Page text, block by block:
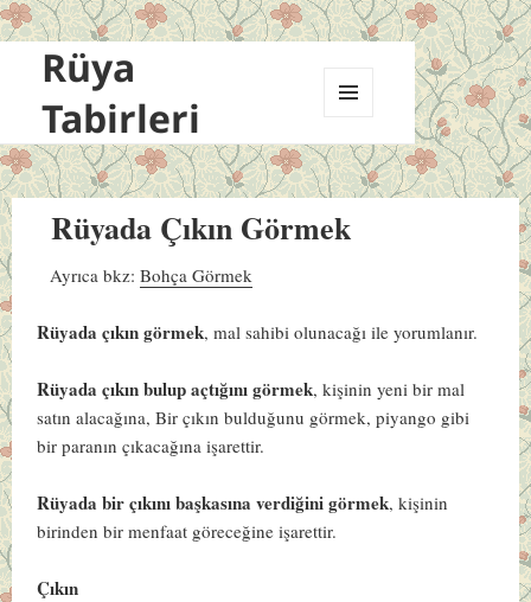
Rüya
Tabirleri
VE
BILEŞENLER
Rüyada Çıkın Görmek
Ayrıca bkz:Bohça Görmek
Rüyada çıkın görmek, mal sahibi olunacağı ile yorumlanır.
Rüyada çıkın bulup açtığını görmek, kişinin yeni bir mal
satın alacağına, Bir çıkın bulduğunu görmek, piyango gibi
bir paranın çıkacağına işarettir.
Rüyada bir çıkını başkasına verdiğini görmek, kişinin
birinden bir menfaat göreceğine işarettir.
Çıkın